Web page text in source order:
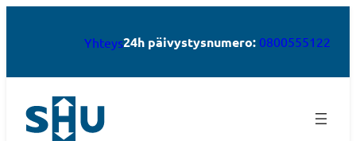
Yhteys24h päivystysnumero: 0800555122